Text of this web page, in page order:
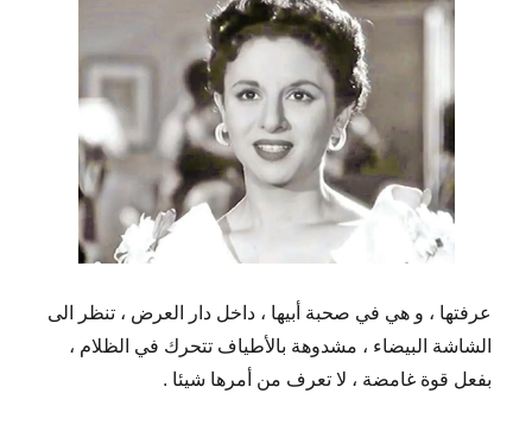
عرفتها ، و هي في صحبة أبيها ، داخل دار العرض ، تنظر الى
الشاشة البيضاء ، مشدوهة بالأطياف تتحرك في الظلام ،
بفعل قوة غامضة ، لا تعرف من أمرها شيئا .